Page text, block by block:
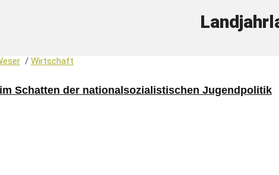
/ Wirtschaft
Schatten der nationalsozialistischen Jugendpolitik